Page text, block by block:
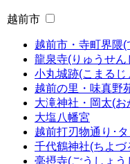
越前市
越前市・寺町界隈
龍泉寺(りゅうせん
小丸城跡(こまるじ
越前の里・味真野
大滝神社・岡太(
大塩八幡宮
越前打刃物通り･
千代鶴神社(ちよづ
毫摂寺(ごうしょう